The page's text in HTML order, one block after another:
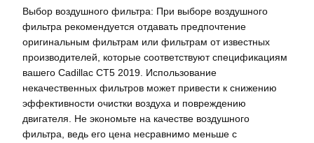
Выбор воздушного фильтра: При выборе воздушного
фильтра рекомендуется отдавать предпочтение
оригинальным фильтрам или фильтрам от известных
производителей, которые соответствуют спецификациям
вашего Cadillac CT5 2019. Использование
некачественных фильтров может привести к снижению
эффективности очистки воздуха и повреждению
двигателя. Не экономьте на качестве воздушного
фильтра, ведь его цена несравнимо меньше с